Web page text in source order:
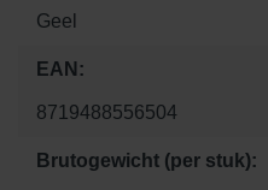
Geel
EAN:
8719488556504
Brutogewicht (per stuk):